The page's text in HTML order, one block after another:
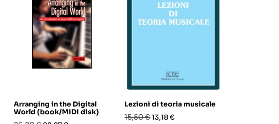
Arranging in the Digital
World (book/MIDI disk)
Lezioni di teoria musicale
Prezzo
15,50 €Prezzo
13,18 €